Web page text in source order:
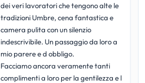
dei veri lavoratori che tengono alte le
tradizioni Umbre, cena fantastica e
camera pulita con un silenzio
indescrivibile. Un passaggio da loro a
mio parere e d obbligo.
Facciamo ancora veramente tanti
complimenti a loro per la gentilezza e l